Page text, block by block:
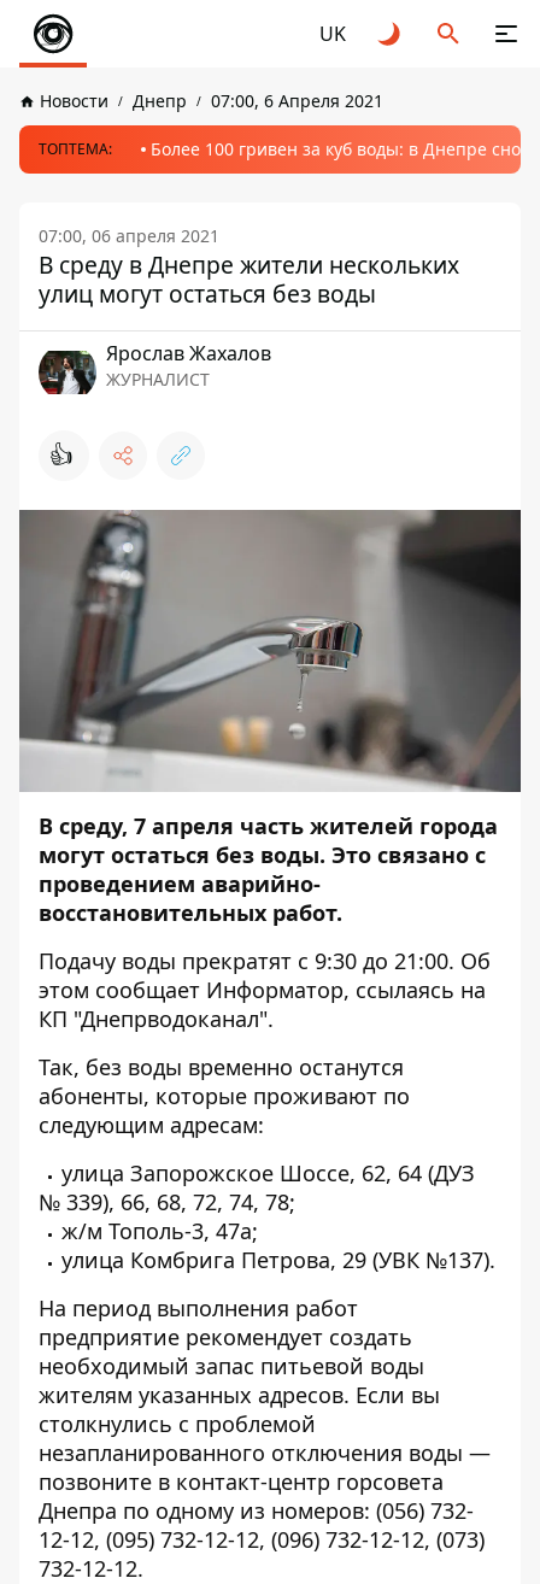
UK
Новости Днепр 07:00, 6 Апреля 2021
ТОПТЕМА: Более 100 гривен за куб воды: в Днепре
07:00, 06 апреля 2021
В среду в Днепре жители нескольких
улиц могут остаться без воды
Ярослав Жахалов
ЖУРНАЛИСТ
👍
В среду, 7 апреля часть жителей города
могут остаться без воды. Это связано с
проведением аварийно-
восстановительных работ.
Подачу воды прекратят с 9:30 до 21:00. Об
этом сообщает Информатор, ссылаясь на
КП "Днепрводоканал".
Так, без воды временно останутся
абоненты, которые проживают по
следующим адресам:
улица Запорожское Шоссе, 62, 64 (ДУЗ
№ 339), 66, 68, 72, 74, 78;
ж/м Тополь-3, 47а;
улица Комбрига Петрова, 29 (УВК №137).
На период выполнения работ
предприятие рекомендует создать
необходимый запас питьевой воды
жителям указанных адресов. Если вы
столкнулись с проблемой
незапланированного отключения воды —
позвоните в контакт-центр горсовета
Днепра по одному из номеров: (056) 732-
12-12, (095) 732-12-12, (096) 732-12-12, (073)
732-12-12.